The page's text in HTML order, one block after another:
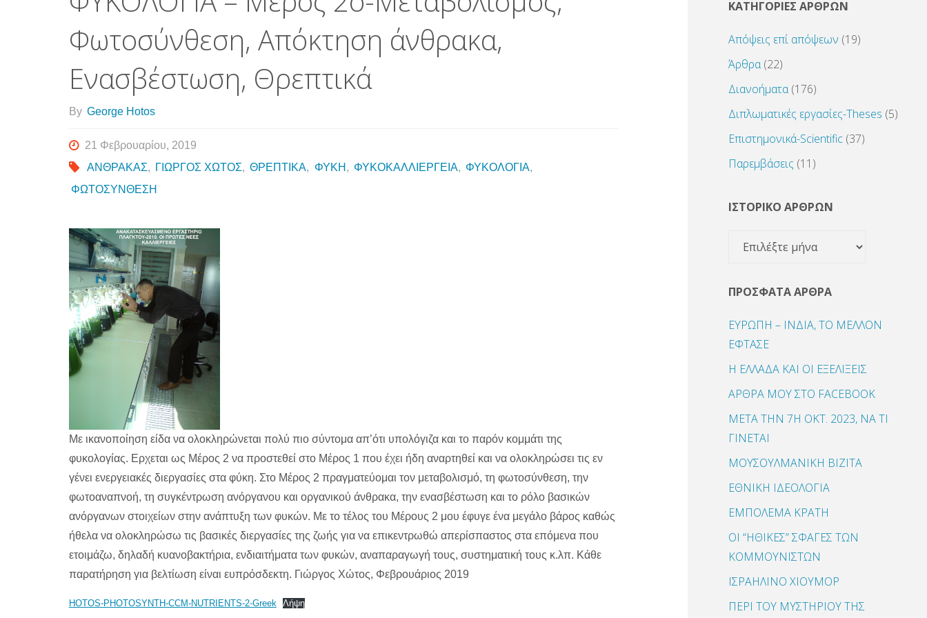
Φωτοσύνθεση, Απόκτηση άνθρακα,
Ενασβέστωση, Θρεπτικά
By George Hotos
21 Φεβρουαρίου, 2019
ΑΝΘΡΑΚΑΣ, ΓΙΩΡΓΟΣ ΧΩΤΟΣ, ΘΡΕΠΤΙΚΑ, ΦΥΚΗ , ΦΥΚΟΚΑΛΛΙΕΡΓΕΙΑ, ΦΥΚΟΛΟΓΙΑ,
ΦΩΤΟΣΥΝΘΕΣΗ
Με ικανοποίηση είδα να ολοκληρώνεται πολύ πιο σύντομα απ’ότι υπολόγιζα και το παρόν κομμάτι της
φυκολογίας. Ερχεται ως Μέρος 2 να προστεθεί στο Μέρος 1 που έχει ήδη αναρτηθεί και να ολοκληρώσει τις εν
γένει ενεργειακές διεργασίες στα φύκη. Στο Μέρος 2 πραγματεύομαι τον μεταβολισμό, τη φωτοσύνθεση, την
φωτοαναπνοή, τη συγκέντρωση ανόργανου και οργανικού άνθρακα, την ενασβέστωση και το ρόλο βασικών
ανόργανων στοιχείων στην ανάπτυξη των φυκών. Με το τέλος του Μέρους 2 μου έφυγε ένα μεγάλο βάρος καθώς
ήθελα να ολοκληρώσω τις βασικές διεργασίες της ζωής για να επικεντρωθώ απερίσπαστος στα επόμενα που
ετοιμάζω, δηλαδή κυανοβακτήρια, ενδιαιτήματα των φυκών, αναπαραγωγή τους, συστηματική τους κ.λπ. Κάθε
παρατήρηση για βελτίωση είναι ευπρόσδεκτη. Γιώργος Χώτος, Φεβρουάριος 2019
HOTOS-PHOTOSYNTH-CCM-NUTRIENTS-2-Greek Λήψη
ΚΑΤΗΓΟΡΙΕΣ ΑΡΘΡΩΝ
Απόψεις επί απόψεων (19)
Άρθρα(22)
Διανοήματα(176)
Διπλωματικές εργασίες-Theses (5)
Επιστημονικά-Scientific (37)
Παρεμβάσεις (11)
ΙΣΤΟΡΙΚΟ ΑΡΘΡΩΝ
ΙΣΤΟΡΙΚΟ
ΠΡΌΣΦΑΤΑ ΆΡΘΡΑ
ΕΥΡΩΠΗ – ΙΝΔΙΑ, ΤΟ ΜΕΛΛΟΝ
ΕΦΤΑΣΕ
Η ΕΛΛΑΔΑ ΚΑΙ ΟΙ ΕΞΕΛΙΞΕΙΣ
ΑΡΘΡΑ ΜΟΥ ΣΤΟ FACEBOOK
ΜΕΤΑ ΤΗΝ 7Η ΟΚΤ. 2023, ΝΑ ΤΙ
ΓΙΝΕΤΑΙ
ΜΟΥΣΟΥΛΜΑΝΙΚΗ ΒΙΖΙΤΑ
ΕΘΝΙΚΗ ΙΔΕΟΛΟΓΙΑ
ΕΜΠΟΛΕΜΑ ΚΡΑΤΗ
ΟΙ “ΗΘΙΚΕΣ” ΣΦΑΓΕΣ ΤΩΝ
ΚΟΜΜΟΥΝΙΣΤΩΝ
ΙΣΡΑΗΛΙΝΟ ΧΙΟΥΜΟΡ
ΠΕΡΙ ΤΟΥ ΜΥΣΤΗΡΙΟΥ ΤΗΣ